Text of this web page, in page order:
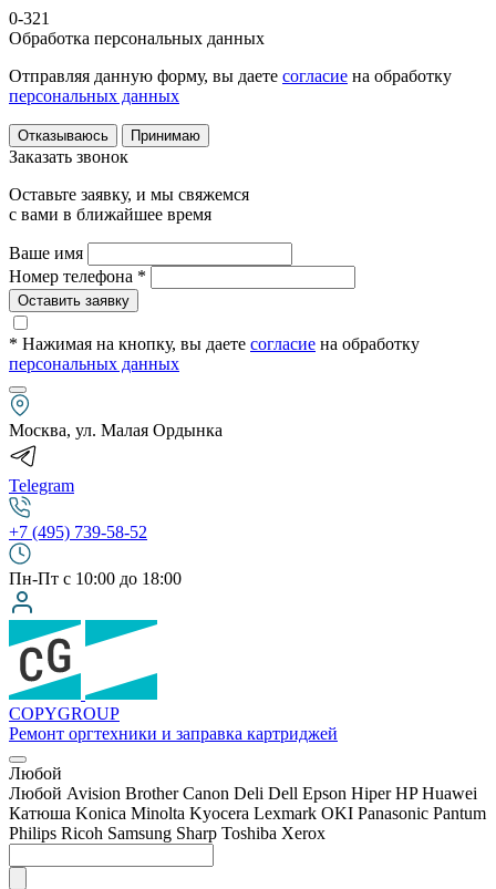
0-321
Обработка персональных данных
Отправляя данную форму, вы даете согласие на обработку
персональных данных
Отказываюсь Принимаю
Заказать звонок
Оставьте заявку, и мы свяжемся
с вами в ближайшее время
Ваше имя
Номер телефона *
Оставить заявку
* Нажимая на кнопку, вы даете согласие на обработку
персональных данных
Москва, ул. Малая Ордынка
Telegram
+7 (495) 739-58-52
Пн-Пт с 10:00 до 18:00
COPYGROUP
Ремонт оргтехники и заправка картриджей
Любой
Любой Avision Brother Canon Deli Dell Epson Hiper HP Huawei
Катюша Konica Minolta Kyocera Lexmark OKI Panasonic Pantum
Philips Ricoh Samsung Sharp Toshiba Xerox